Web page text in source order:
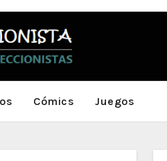
Cómics Juegos